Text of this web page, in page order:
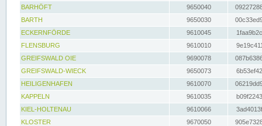
BARHÖFT
9650040
BARTH
9650030
ECKERNFÖRDE
9610045
FLENSBURG
9610010
GREIFSWALD OIE
9690078
GREIFSWALD-WIECK
9650073
HEILIGENHAFEN
9610070
KAPPELN
9610035
KIEL-HOLTENAU
9610066
KLOSTER
9670050